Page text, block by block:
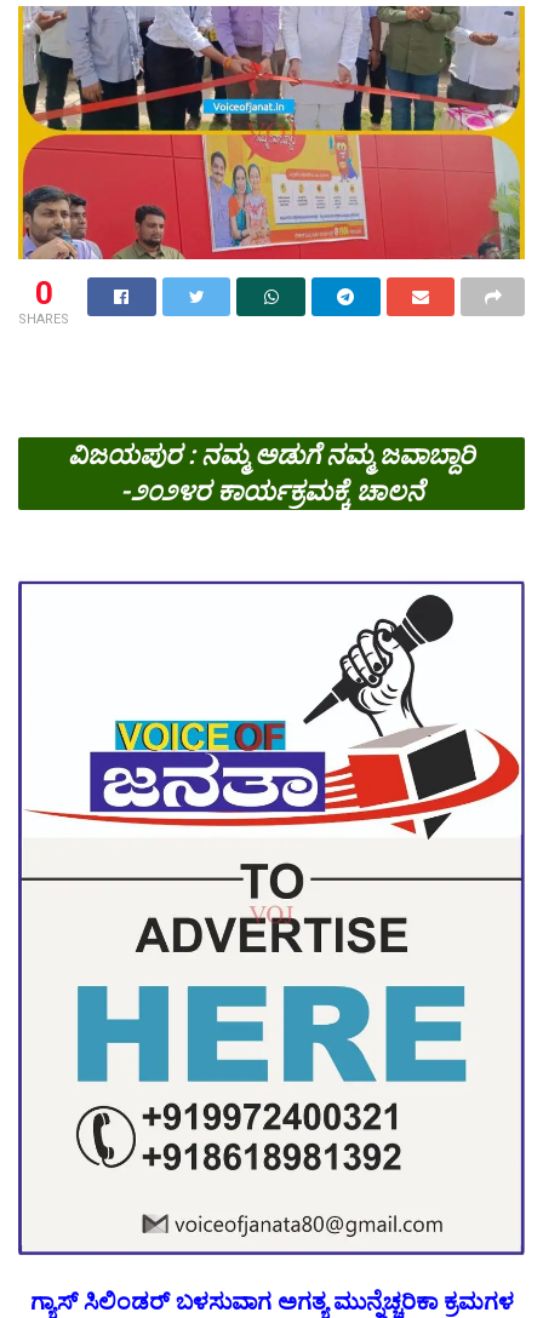
0
SHARES
ವಿಜಯಪುರ : ನಮ್ಮ ಅಡುಗೆ ನಮ್ಮ ಜವಾಬ್ದಾರಿ
-೨೦೨೪ರ ಕಾರ್ಯಕ್ರಮಕ್ಕೆ ಚಾಲನೆ
ಗ್ಯಾಸ್ ಸಿಲಿಂಡರ್ ಬಳಸುವಾಗ ಅಗತ್ಯ ಮುನ್ನೆಚ್ಚರಿಕಾ ಕ್ರಮಗಳ